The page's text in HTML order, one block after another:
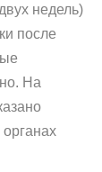
недель)
после
На